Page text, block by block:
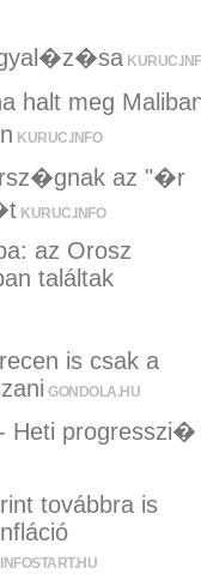
halt meg
KURUC.INFO
az "�r
KURUC.INFO
az Orosz
találtak
is csak a
GONDOLA.HU
progresszi�
továbbra is
INFOSTART.HU